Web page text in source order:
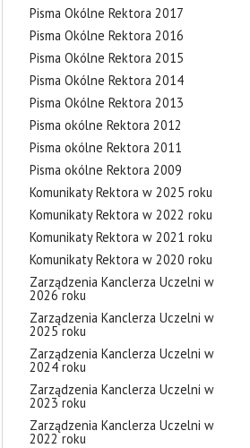
Pisma Okólne Rektora 2017
Pisma Okólne Rektora 2016
Pisma Okólne Rektora 2015
Pisma Okólne Rektora 2014
Pisma Okólne Rektora 2013
Pisma okólne Rektora 2012
Pisma okólne Rektora 2011
Pisma okólne Rektora 2009
Komunikaty Rektora w 2025 roku
Komunikaty Rektora w 2022 roku
Komunikaty Rektora w 2021 roku
Komunikaty Rektora w 2020 roku
Zarządzenia Kanclerza Uczelni w
2026 roku
Zarządzenia Kanclerza Uczelni w
2025 roku
Zarządzenia Kanclerza Uczelni w
2024 roku
Zarządzenia Kanclerza Uczelni w
2023 roku
Zarządzenia Kanclerza Uczelni w
2022 roku